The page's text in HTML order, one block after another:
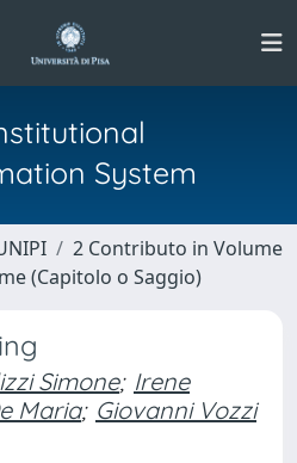
System
2 Contributo in Volume
(Capitolo o Saggio)
Simone; Irene
Maria; Giovanni Vozzi